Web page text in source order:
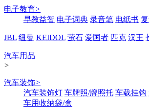
电子教育>
早教益智 电子词典 录音笔 电纸书
JBL 纽曼 KEIDOL 萤石 爱国者 匹克 汉王
汽车用品
>
汽车装饰>
汽车装饰灯 车牌照/牌照托 车载挂钩
车用收纳袋/盒